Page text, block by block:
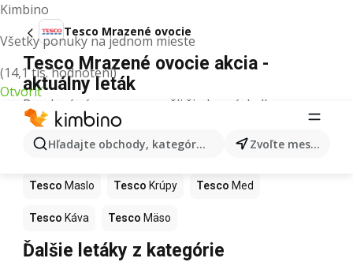
Kimbino
Všetky ponuky na jednom mieste
(14,1 tis. hodnotení)
Otvoriť
Hľadajte obchody, kategórie, produkty... Zvoľte mesto
Tesco Mrazené ovocie
Tesco Mrazené ovocie akcia -
aktuálny leták
Pre daný výraz sme nenašli žiadne výsledky.
Ďalšie produkty v obchodoch Tesco
Tesco Pizza Tesco Kiwi Mango
Tesco Maslo Tesco Krúpy Tesco Med
Tesco Káva Tesco Mäso
Ďalšie letáky z kategórie